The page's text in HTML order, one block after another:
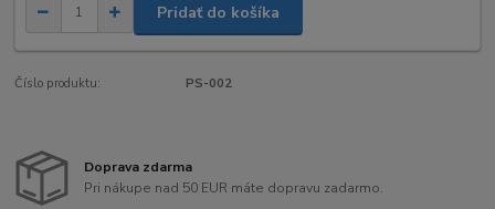
Pridať do košíka
Číslo produktu: PS-002
Doprava zdarma
Pri nákupe nad 50 EUR máte dopravu zadarmo.